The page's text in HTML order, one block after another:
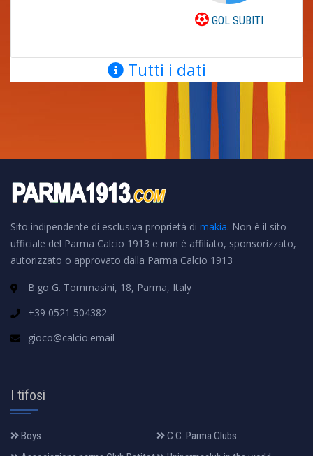
GOL SUBITI
Tutti i dati
Sito indipendente di esclusiva proprietà di makia. Non è il sito
ufficiale del Parma Calcio 1913 e non è affiliato, sponsorizzato,
autorizzato o approvato dalla Parma Calcio 1913
B.go G. Tommasini, 18, Parma, Italy
+39 0521 504382
gioco@calcio.email
I tifosi
Boys
C.C. Parma Clubs